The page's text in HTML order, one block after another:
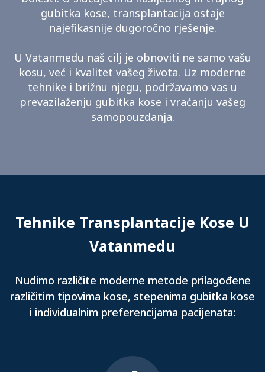
gubitka kose, transplantacija ostaje
najefikasnije dugoročno rješenje.
U Vatanmedu naš cilj je obnoviti ne samo vašu
kosu, već i kvalitet vašeg života. Uz moderne
tehnike i brižnu njegu, podržavamo vas u
prevazilaženju gubitka kose i vraćanju vašeg
samopouzdanja.
Tehnike Transplantacije Kose U
Vatanmedu
Nudimo različite moderne metode prilagođene
različitim tipovima kose, stepenima gubitka kose
i individualnim preferencijama pacijenata: